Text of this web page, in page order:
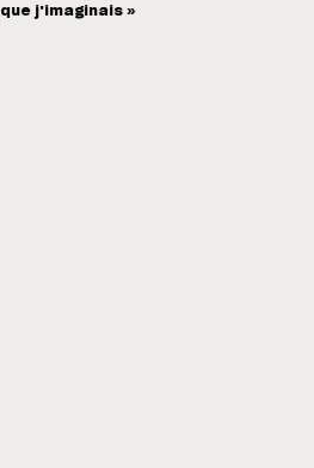
que j'imaginais »